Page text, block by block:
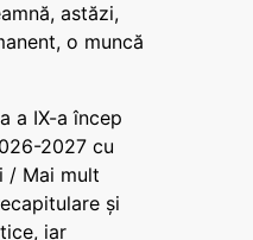
astăzi,
o muncă
a IX-a încep
2027 cu
/ Mai mult
și
iar